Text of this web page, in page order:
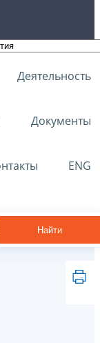
Деятельность
Документы
ENG
Найти